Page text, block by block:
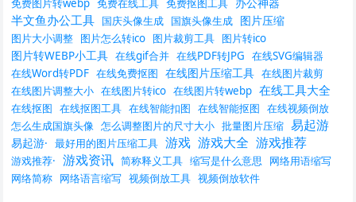
免费图片转webp 免费在线工具 免费抠图工具
半文鱼办公工具 国庆头像生成 国旗头像生成 图片压缩
图片大小调整 图片怎么转ico 图片裁剪工具 图片转ico
图片转WEBP小工具 在线gif合并 在线PDF转JPG 在线SVG编辑器
在线Word转PDF 在线免费抠图 在线图片压缩工具 在线图片裁剪
在线图片调整大小 在线图片转ico 在线图片转webp 在线工具大全
在线抠图 在线抠图工具 在线智能扣图 在线智能抠图 在线视频倒放
怎么生成国旗头像 怎么调整图片的尺寸大小 批量图片压缩 易起游
易起游· 最好用的图片压缩工具 游戏 游戏大全 游戏推荐
游戏推荐· 游戏资讯 简称释义工具 缩写是什么意思
网络用语缩写
网络简称 网络语言缩写 视频倒放工具 视频倒放软件